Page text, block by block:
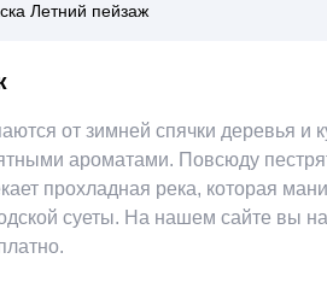
Летний пейзаж
от зимней спячки деревья и
ароматами. Повсюду
прохладная река, которая
суеты. На нашем сайте вы